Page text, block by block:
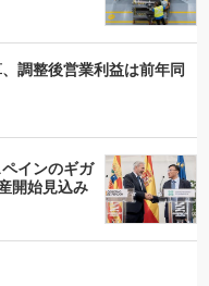
調整後営業利益は前年同
インのギガ
開始見込み